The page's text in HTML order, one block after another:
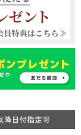
降日付指定可